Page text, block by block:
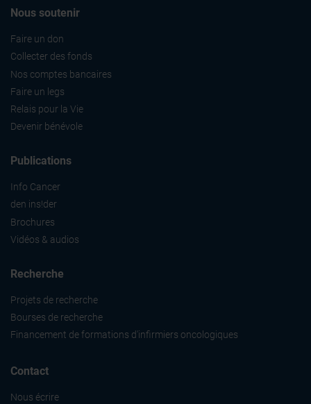
Nous soutenir
Faire un don
Collecter des fonds
Nos comptes bancaires
Faire un legs
Relais pour la Vie
Devenir bénévole
Publications
Info Cancer
den ins!der
Brochures
Vidéos & audios
Recherche
Projets de recherche
Bourses de recherche
Financement de formations d'infirmiers oncologiques
Contact
Nous écrire